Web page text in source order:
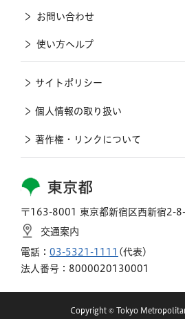
東京都
〒163-8001 東京都新宿区西新宿2-8-
交通案内
電話： 03-5321-1111 (代表)
法人番号：8000020130001
お問い合わせ
使い方ヘルプ
サイトポリシー
個人情報の取り扱い
著作権・リンクについて
Copyright © Tokyo